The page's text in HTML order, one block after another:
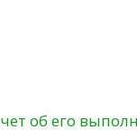
об его